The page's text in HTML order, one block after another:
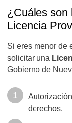
¿Cuáles son
Licencia
Si eres menor de
solicitar una
Gobierno de
derechos.